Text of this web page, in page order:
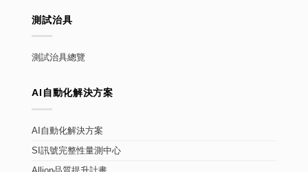
測試治具
測試治具總覽
AI自動化解決方案
AI自動化解決方案
SI訊號完整性量測中心